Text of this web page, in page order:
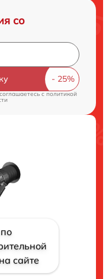
со
c политикой
сайте